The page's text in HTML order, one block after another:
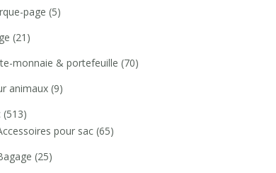
page (5)
(21)
monnaie & portefeuille (70)
animaux (9)
(513)
pour sac (65)
(25)